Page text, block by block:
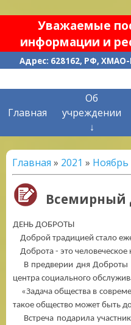
Уважаемые
информации и
Адрес: 628162, РФ, ХМАО-
Главная
Об
учреждении
↓
Главная » 2021 » Ноябрь
Всемирный
ДЕНЬ ДОБРОТЫ
Доброй традицией стало
Доброта - это человеческое
В предверии дня Доброты
центра социального
«Задача общества в
такое общество может быть
Встреча подарила